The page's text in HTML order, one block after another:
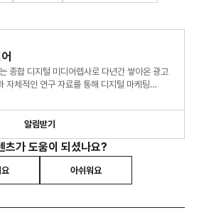
종합 디지털 미디어렙사로 다년간 쌓아온 광고
자체적인 연구 자료를 통해 디지털 마케팅
알림받기
츠가 도움이 되셨나요?
아쉬워요